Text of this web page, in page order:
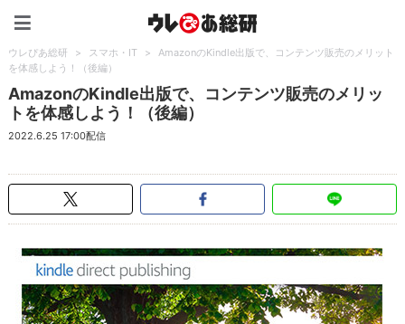
ウレぴあ総研 > スマホ・IT >
AmazonのKindle出版で、コンテンツ販売のメリット
を体感しよう！（後編）
AmazonのKindle出版で、コンテンツ販売のメリッ
トを体感しよう！（後編）
2022.6.25 17:00配信